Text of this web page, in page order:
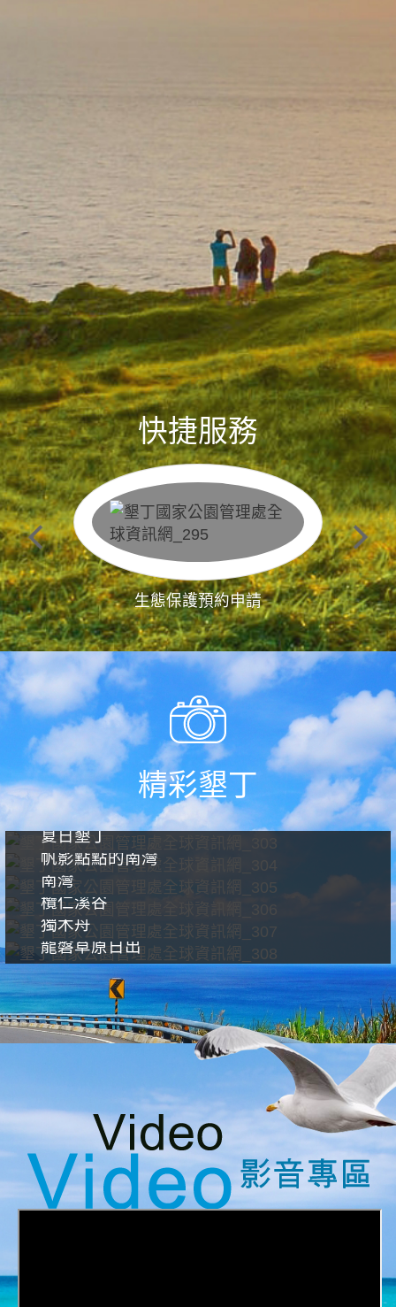
快捷服務
生態保護預約申請
精彩墾丁
夏日墾丁
帆影點點的南灣
南灣
欖仁溪谷
獨木舟
龍磐草原日出